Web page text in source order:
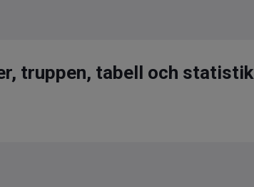
truppen, tabell och statistik